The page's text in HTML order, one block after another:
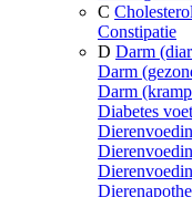
C Cholesterol
Constipatie
D Darm
Darm
Darm
Diabetes voet